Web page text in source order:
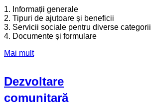
1. Informații generale
2. Tipuri de ajutoare și beneficii
3. Servicii sociale pentru diverse categorii
4. Documente și formulare
Mai mult
Dezvoltare
comunitară